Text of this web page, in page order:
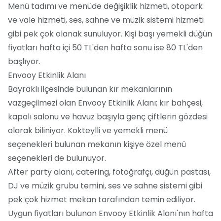
Menü tadımı ve menüde değişiklik hizmeti, otopark
ve vale hizmeti, ses, sahne ve müzik sistemi hizmeti
gibi pek çok olanak sunuluyor. Kişi başı yemekli düğün
fiyatları hafta içi 50 TL'den hafta sonu ise 80 TL'den
başlıyor.
Envooy Etkinlik Alanı
Bayraklı ilçesinde bulunan kır mekanlarının
vazgeçilmezi olan Envooy Etkinlik Alanı; kır bahçesi,
kapalı salonu ve havuz başıyla genç çiftlerin gözdesi
olarak biliniyor. Kokteylli ve yemekli menü
seçenekleri bulunan mekanın kişiye özel menü
seçenekleri de bulunuyor.
After party alanı, catering, fotoğrafçı, düğün pastası,
DJ ve müzik grubu temini, ses ve sahne sistemi gibi
pek çok hizmet mekan tarafından temin ediliyor.
Uygun fiyatları bulunan Envooy Etkinlik Alanı'nın hafta